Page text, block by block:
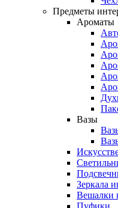
Предметы
Ароматы
Вазы
Зеркала
Вешалки
Пуфики